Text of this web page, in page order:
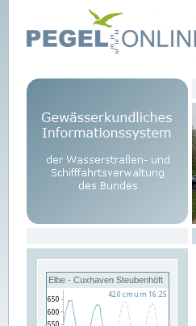
Elbe - Cuxhaven Steubenhöft